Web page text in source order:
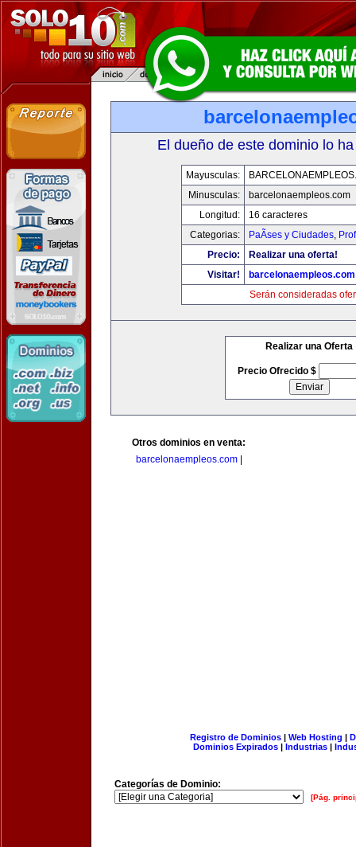
El dueño de este dominio lo
Mayusculas:
Minusculas:
barcelonaempleos.com
Longitud:
16 caracteres
Categorias:
PaÃ­ses y Ciudades,
Precio:
Realizar una oferta!
Visitar!
barcelonaempleos.com
Serán consideradas
Realizar una Oferta
Precio Ofrecido $
Otros dominios en venta:
barcelonaempleos.com|
Registro de Dominios| Web Hosting |
Dominios Expirados | Industrias |
Categorías de Dominio:
[Pág.